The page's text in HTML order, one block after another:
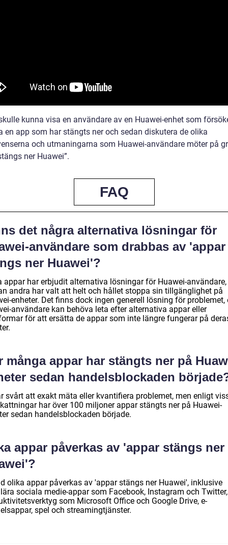
kunna visa en användare av en Huawei-enhet som
en app som har stängts ner och sedan diskutera de olika
och utmaningarna som Huawei-användare möter på
ner Huawei”.
FAQ
det några alternativa lösningar för
användare som drabbas av 'appar
ner Huawei'?
appar har erbjudit alternativa lösningar för Huawei-användare,
andra har valt att helt och hållet stoppa sin tillgänglighet på
enheter. Det finns dock ingen generell lösning för problemet,
användare kan behöva leta efter alternativa appar eller
för att ersätta de appar som inte längre fungerar på
många appar har stängts ner på
sedan handelsblockaden
svårt att exakt mäta eller kvantifiera problemet, men enligt
har över 100 miljoner appar stängts ner på Huawei-
sedan handelsblockaden började.
appar påverkas av 'appar stängs ner
olika appar påverkas av 'appar stängs ner Huawei', inklusive
sociala medie-appar som Facebook, Instagram och Twitter,
som Microsoft Office och Google Drive, e-
spel och streamingtjänster.